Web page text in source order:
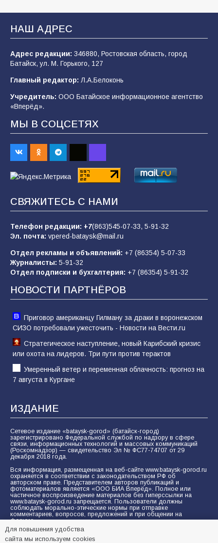
образовательного кластера
106 05.08.2026
«Мобилизация или набор?» Что на самом
2026 года
101 03.08.2026
В Батайске продолжаются дорожные работы
98 04.08.2026
пропагандистский вброс
«Слухами Москву не возьмёшь»: почему
заявления Киева о мобилизации — это
отчаяние, а не разведка
81 02.08.2026
НАШ АДРЕС
Адрес редакции: 346880, Ростовская область, город
Батайск, ул. М. Горького, 127
Главный редактор: Л.А.Белоконь
Учредитель: ООО Батайское информационное агентство
«Вперёд».
МЫ В СОЦСЕТЯХ
СВЯЖИТЕСЬ С НАМИ
Телефон редакции: +7(863)545-07-33, 5-91-32
Эл. почта: vpered-bataysk@mail.ru
Отдел рекламы и объявлений: +7 (86354) 5-07-33
Журналисты: 5-91-32
Отдел подписки и бухгалтерия: +7 (86354) 5-91-32
НОВОСТИ ПАРТНЁРОВ
Приговор американцу Гилману за драки в воронежском
СИЗО потребовали ужесточить - Новости на Вести.ru
Стратегическое наступление, новый Карибский кризис
или охота на лидеров. Три пути против терактов
Умеренный ветер и переменная облачность: прогноз на
7 августа в Кургане
ИЗДАНИЕ
Сетевое издание «bataysk-gorod» (батайск-город)
зарегистрировано Федеральной службой по надзору в сфере
связи, информационных технологий и массовых коммуникаций
(Роскомнадзор) — свидетельство Эл № ФС77-74707 от 29
декабря 2018 года.
Вся информация, размещенная на веб-сайте www.bataysk-gorod.ru
охраняется в соответствии с законодательством РФ об
авторском праве. Представителем авторов публикаций и
фотоматериалов является «ООО БИА Вперёд». Полное или
частичное воспроизведение материалов без гиперссылки на
www.bataysk-gorod.ru запрещается. Пользователи должны
соблюдать морально-этические нормы при отправке
комментариев, вопросов, предложений и при общении на
форуме.
Политика конфиденциальности и защиты информации
Для повышения удобства
сайта мы используем cookies